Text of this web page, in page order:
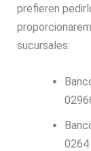
prefieren
sucursales: